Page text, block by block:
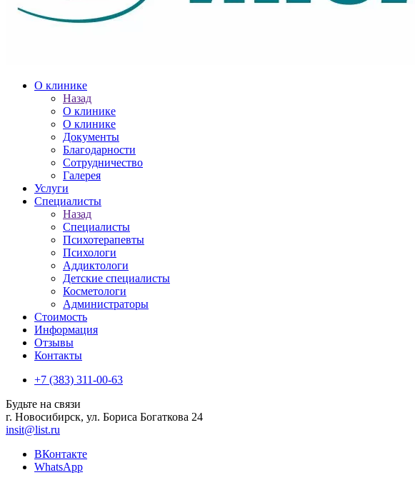
О клинике
Назад
О клинике
О клинике
Документы
Благодарности
Сотрудничество
Галерея
Услуги
Специалисты
Назад
Специалисты
Психотерапевты
Психологи
Аддиктологи
Детские специалисты
Косметологи
Администраторы
Стоимость
Информация
Отзывы
Контакты
+7 (383) 311-00-63
Будьте на связи
г. Новосибирск, ул. Бориса Богаткова 24
insit@list.ru
ВКонтакте
WhatsApp